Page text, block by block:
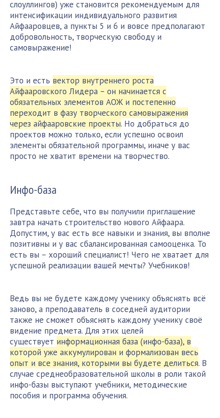
слоуллингов) уже становится рекомендуемым для
интенсификации индивидуального развития
Айфааровцев, а пункты 5 и 6 и вовсе предполагают
добровольность, творческую свободу и
самовыражение!
Это и есть вектор внутреннего роста
Айфааровского Лидера – он начинается с
обязательных элементов АОЖ и постепенно
переходит в фазу творческого самовыражения
через айфааровские проекты. Но добраться до
проектов можно только, если успешно освоил
элементы обязательной программы, иначе у вас
просто не хватит времени на творчество.
Инфо-база
Представьте себе, что вы получили приглашение
завтра начать строительство нового Айфаара.
Допустим, у вас есть все навыки и знания, вы вполне
позитивны и у вас сбалансированная самооценка. То
есть вы – хороший специалист! Чего не хватает для
успешной реализации вашей мечты? Учебников!
Ведь вы не будете каждому ученику объяснять всё
заново, а преподаватель в соседней аудитории
также не сможет объяснять каждому ученику своё
видение предмета. Для этих целей
существует информационная база (инфо-база), в
которой уже аккумулирован и формализован весь
опыт и все знания, которыми вы будете делиться. В
случае среднеобразовательной школы в роли такой
инфо-базы выступают учебники, методические
пособия и программа обучения.